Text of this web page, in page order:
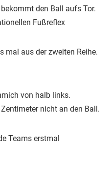
den Ball aufs Tor.
Fußreflex
mal aus der zweiten Reihe.
von halb links.
nicht an den Ball.
Teams erstmal